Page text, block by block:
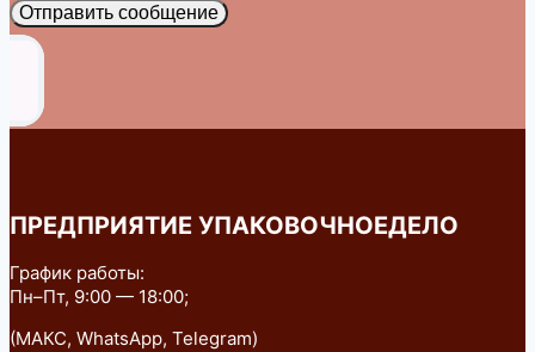
Отправить сообщение
ПРЕДПРИЯТИЕ УПАКОВОЧНОЕДЕЛО
График работы:
Пн–Пт, 9:00 — 18:00;
(МАКС, WhatsApp, Telegram)